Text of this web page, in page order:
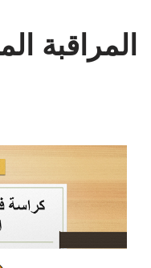
المراقبة